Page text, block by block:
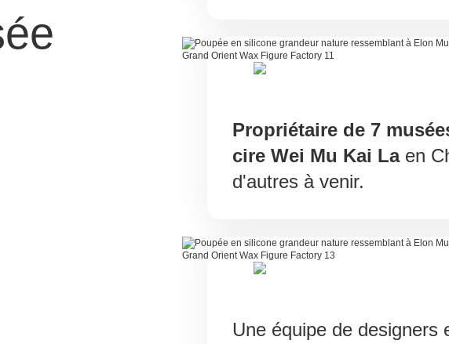
Propriétaire de 7
cire Wei Mu Kai Laen
d'autres à venir.
Une équipe de designers